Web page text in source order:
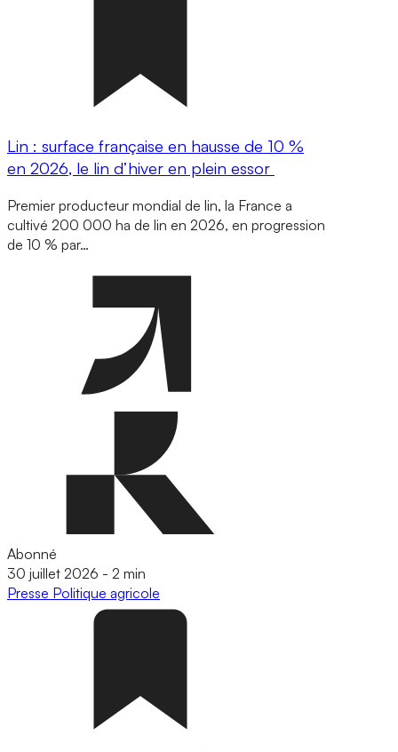
Lin : surface française en hausse de 10 %
en 2026, le lin d’hiver en plein essor
Premier producteur mondial de lin, la France a
cultivé 200 000 ha de lin en 2026, en progression
de 10 % par…
Abonné
30 juillet 2026 - 2 min
Presse Politique agricole